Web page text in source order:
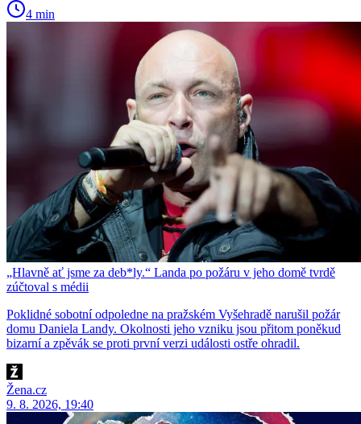
4 min
„Hlavně ať jsme za deb*ly.“ Landa po požáru v jeho domě tvrdě
zúčtoval s médii
Poklidné sobotní odpoledne na pražském Vyšehradě narušil požár
domu Daniela Landy. Okolnosti jeho vzniku jsou přitom poněkud
bizarní a zpěvák se proti první verzi události ostře ohradil.
Žena.cz
9. 8. 2026, 19:40